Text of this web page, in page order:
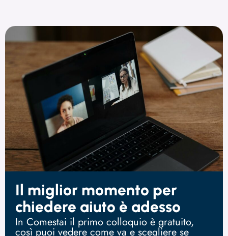
Il miglior momento per
chiedere aiuto è adesso
In Comestai il primo colloquio è gratuito,
così puoi vedere come va e scegliere se